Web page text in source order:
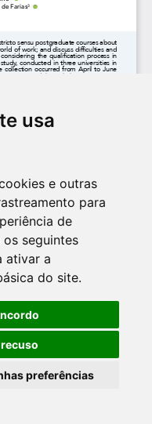
usa
e outras
para
de
seguintes
ativar a
do site.
preferências